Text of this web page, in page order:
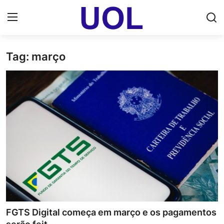
Login
UOL Email Entrar
Uol pt Bate Papo Gratis
Mundo
Economia
Dólar Cotação de Hoje
Tag: março
FGTS Digital começa em março e os pagamentos